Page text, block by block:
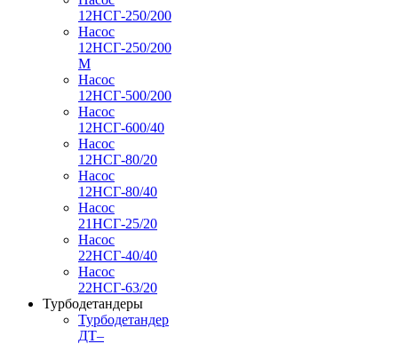
12НСГ-250/200
Насос
12НСГ-250/200
М
Насос
12НСГ-500/200
Насос
12НСГ-600/40
Насос
12НСГ-80/20
Насос
12НСГ-80/40
Насос
21НСГ-25/20
Насос
22НСГ-40/40
Насос
22НСГ-63/20
Турбодетандеры
Турбодетандер
ДТ–